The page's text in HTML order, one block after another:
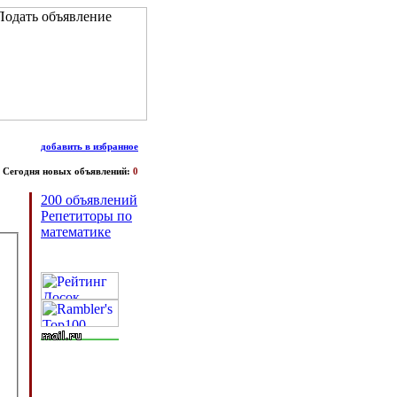
добавить в избранное
Сегодня новых объявлений: 0
200 объявлений
Репетиторы по
математике